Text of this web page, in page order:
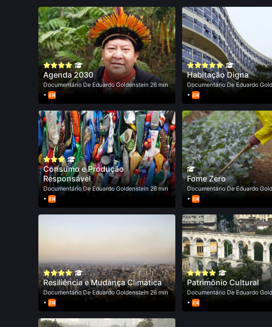
Agenda 2030
DocumentárioDe Eduardo Goldenstein 26 min
•
Habitação Digna
Documentário DeEduardo
•
Consumo e Produção
Responsável
DocumentárioDeEduardo Goldenstein26 min
•
Fome Zero
Documentário DeEduardo
•
Resiliência e Mudança Climática
DocumentárioDe Eduardo Goldenstein26 min
•
Patrimônio Cultural
Documentário DeEduardo
•